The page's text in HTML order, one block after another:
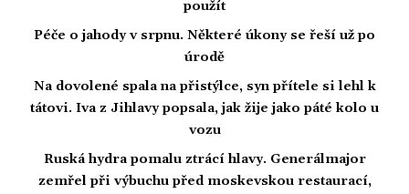
použít
Péče o jahody v srpnu. Některé úkony se řeší už po
úrodě
Na dovolené spala na přistýlce, syn přítele si lehl k
tátovi. Iva z Jihlavy popsala, jak žije jako páté kolo u
vozu
Ruská hydra pomalu ztrácí hlavy. Generálmajor
zemřel při výbuchu před moskevskou restaurací,